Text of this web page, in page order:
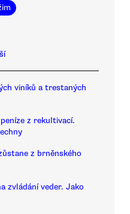
viníků a trestaných
z rekultivací.
z brněnského
zvládání veder. Jako